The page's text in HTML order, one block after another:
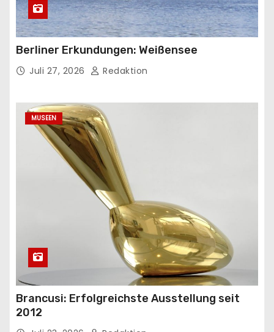
Berliner Erkundungen: Weißensee
Juli 27, 2026 Redaktion
MUSEEN
Brancusi: Erfolgreichste Ausstellung seit
2012